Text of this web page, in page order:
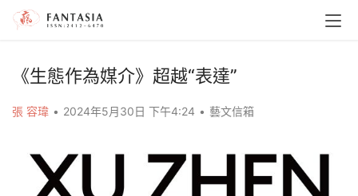
《生態作為媒介》超越“表達”
張 容瑋 • 2024年5月30日 下午4:24 • 藝文信箱